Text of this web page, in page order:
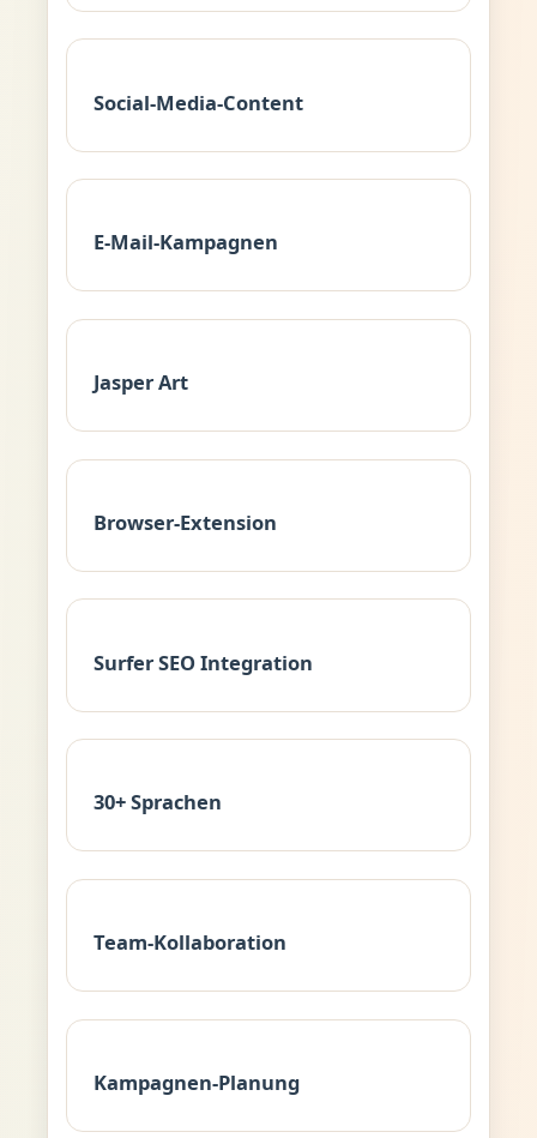
Social-Media-Content
E-Mail-Kampagnen
Jasper Art
Browser-Extension
Surfer SEO Integration
30+ Sprachen
Team-Kollaboration
Kampagnen-Planung